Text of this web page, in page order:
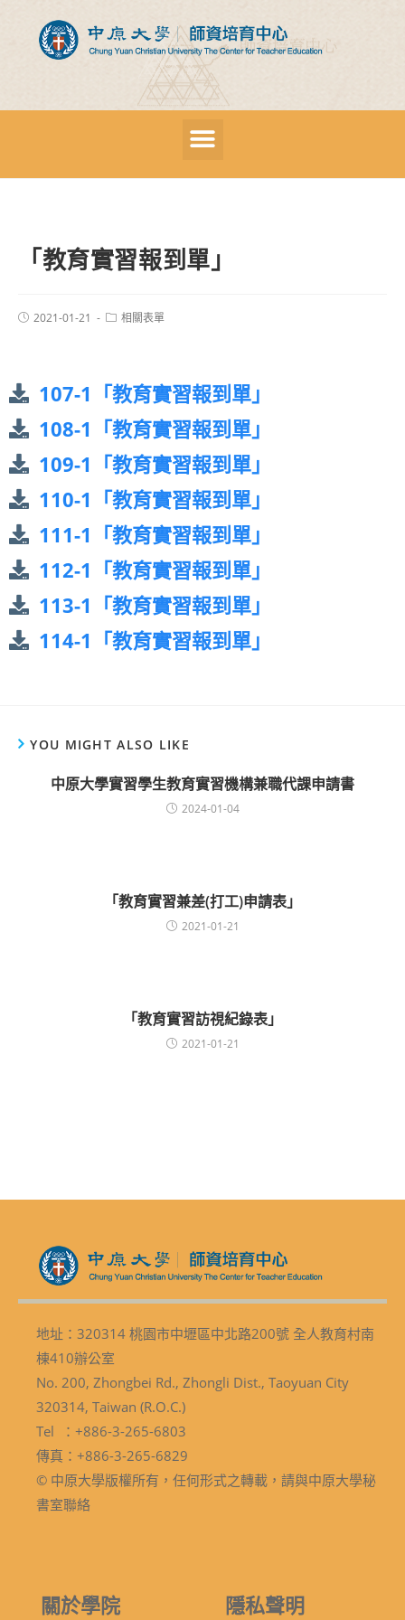
「教育實習報到單」
2021-01-21 相關表單
107-1「教育實習報到單」
108-1「教育實習報到單」
109-1「教育實習報到單」
110-1「教育實習報到單」
111-1「教育實習報到單」
112-1「教育實習報到單」
113-1「教育實習報到單」
114-1「教育實習報到單」
YOU MIGHT ALSO LIKE
中原大學實習學生教育實習機構兼職代課申請書
2024-01-04
「教育實習兼差(打工)申請表」
2021-01-21
「教育實習訪視紀錄表」
2021-01-21
地址：320314 桃園市中壢區中北路200號 全人教育村南
棟410辦公室
No. 200, Zhongbei Rd., Zhongli Dist., Taoyuan City
320314, Taiwan (R.O.C.)
Tel ：+886-3-265-6803
傳真：+886-3-265-6829
© 中原大學版權所有，任何形式之轉載，請與中原大學秘
書室聯絡
關於學院 隱私聲明